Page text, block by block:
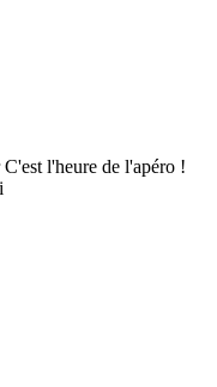
C'est l'heure de l'apéro !